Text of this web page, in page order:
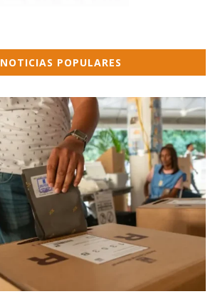
NOTICIAS POPULARES